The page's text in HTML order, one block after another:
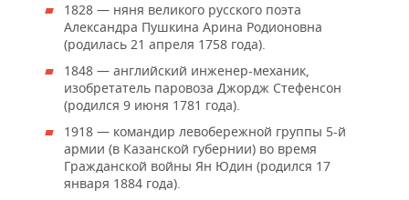
1828 — няня великого русского поэта
Александра Пушкина Арина Родионовна
(родилась 21 апреля 1758 года).
1848 — английский инженер-механик,
изобретатель паровоза Джордж Стефенсон
(родился 9 июня 1781 года).
1918 — командир левобережной группы 5-й
армии (в Казанской губернии) во время
Гражданской войны Ян Юдин (родился 17
января 1884 года).